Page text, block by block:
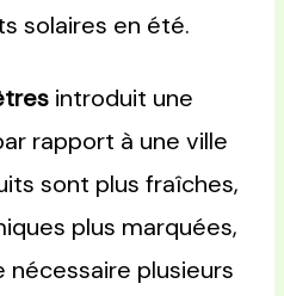
solaires en été.
introduit une
rapport à une ville
sont plus fraîches,
plus marquées,
plusieurs